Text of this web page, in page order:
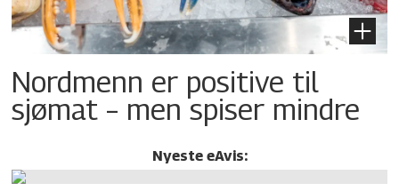
Nordmenn er positive til
sjømat – men spiser mindre
Nyeste eAvis: